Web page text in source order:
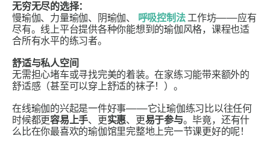
无穷无尽的选择：
慢瑜伽、力量瑜伽、阴瑜伽、 呼吸控制法工作坊——应有
尽有。线上平台提供各种你能想到的瑜伽风格，课程也适
合所有水平的练习者。
舒适与私人空间
无需担心堵车或寻找完美的着装。在家练习能带来额外的
舒适感（甚至可以穿上舒适的袜子！）。
在线瑜伽的兴起是一件好事——它让瑜伽练习比以往任何
时候都更容易上手、更实惠、更易于参与。毕竟，还有什
么比在你最喜欢的瑜伽馆里完整地上完一节课更好的呢！